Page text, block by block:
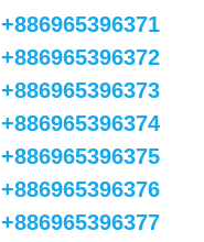
+886965396371
+886965396372
+886965396373
+886965396374
+886965396375
+886965396376
+886965396377